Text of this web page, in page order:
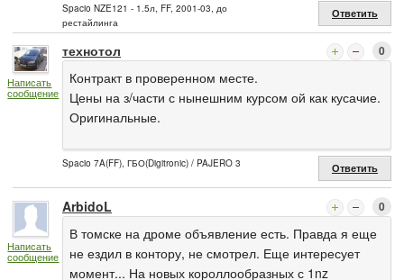
Spacio NZE121 - 1.5л, FF, 2001-03, до
рестайлинга
Ответить
Написать
сообщение
технотол 0
Контракт в проверенном месте.
Цены на з/части с нынешним курсом ой как кусачие.
Оригинальные.
Spacio 7A(FF), ГБО(Digitronic) / PAJERO 3 Ответить
Написать
сообщение
ArbidoL 0
В томске на дроме объявление есть. Правда я еще
не ездил в контору, не смотрел. Еще интересует
момент... На новых короллообразных с 1nz